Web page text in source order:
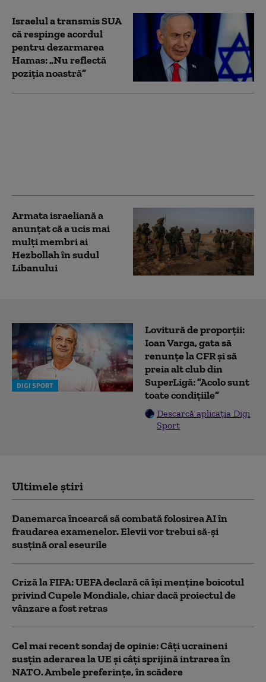
Israelul a transmis SUA
că respinge acordul
pentru dezarmarea
Hamas: „Nu reflectă
poziţia noastră”
Armata israeliană a
anunţat că a ucis mai
mulţi membri ai
Hezbollah în sudul
Libanului
DIGI SPORT
Lovitură de proporții:
Ioan Varga, gata să
renunțe la CFR și să
preia alt club din
SuperLigă: ”Acolo sunt
toate condițiile”
Descarcă aplicația Digi
Sport
Ultimele știri
Danemarca încearcă să combată folosirea AI în
fraudarea examenelor. Elevii vor trebui să-şi
susţină oral eseurile
Criză la FIFA: UEFA declară că îşi menţine boicotul
privind Cupele Mondiale, chiar dacă proiectul de
vânzare a fost retras
Cel mai recent sondaj de opinie: Câți ucraineni
susțin aderarea la UE și câți sprijină intrarea în
NATO. Ambele preferințe, în scădere